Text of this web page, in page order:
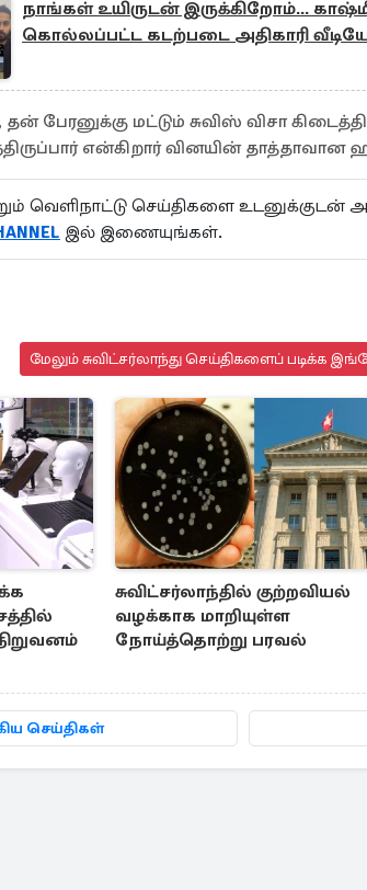
நாங்கள் உயிருடன் இருக்கிறோம்...
கொல்லப்பட்ட கடற்படை அதிகாரி
பேரனுக்கு மட்டும் சுவிஸ் விசா
என்கிறார் வினயின் தாத்தாவான
வெளிநாட்டு செய்திகளை உடனுக்குடன்
இல் இணையுங்கள்.
மேலும் சுவிட்சர்லாந்து செய்திகளைப் படிக்க
சுவிட்சர்லாந்தில் குற்றவியல்
வழக்காக மாறியுள்ள
நோய்த்தொற்று பரவல்
செய்திகள்